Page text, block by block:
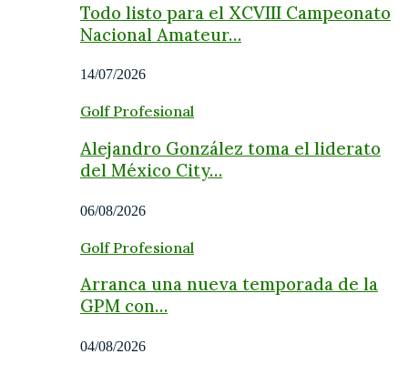
Todo listo para el XCVIII Campeonato
Nacional Amateur…
14/07/2026
Golf Profesional
Alejandro González toma el liderato
del México City…
06/08/2026
Golf Profesional
Arranca una nueva temporada de la
GPM con…
04/08/2026